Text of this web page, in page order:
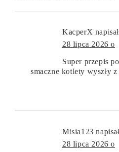
KacperX napisał
28 lipca 2026 o
Super przepis
smaczne kotlety wyszły z
Misia123
28 lipca 2026 o